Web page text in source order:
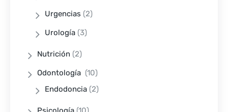
Urgencias (2)
Urología (3)
Nutrición (2)
Odontología (10)
Endodoncia (2)